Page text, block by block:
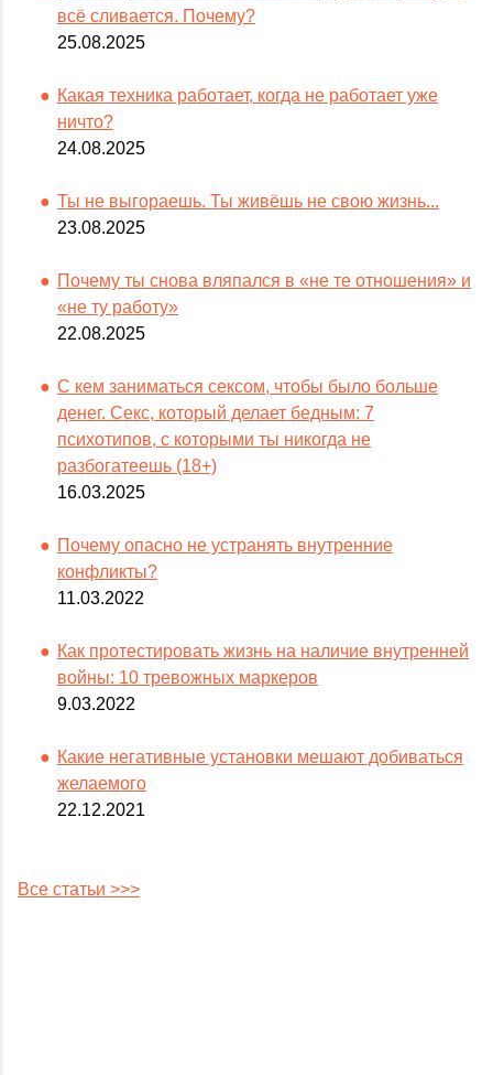
всё сливается. Почему?
25.08.2025
Какая техника работает, когда не работает уже
ничто?
24.08.2025
Ты не выгораешь. Ты живёшь не свою жизнь...
23.08.2025
Почему ты снова вляпался в «не те отношения» и
«не ту работу»
22.08.2025
С кем заниматься сексом, чтобы было больше
денег. Секс, который делает бедным: 7
психотипов, с которыми ты никогда не
разбогатеешь (18+)
16.03.2025
Почему опасно не устранять внутренние
конфликты?
11.03.2022
Как протестировать жизнь на наличие внутренней
войны: 10 тревожных маркеров
9.03.2022
Какие негативные установки мешают добиваться
желаемого
22.12.2021
Все статьи >>>